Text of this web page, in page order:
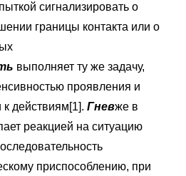
сигнализировать о
границы контакта или о
выполняет ту же задачу,
проявления и
к действиям[1]. Гневже в
реакцией на ситуацию
приспособлению, при